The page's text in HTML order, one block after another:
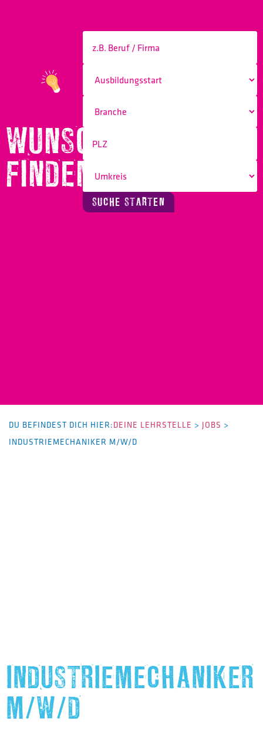
WUNSCHBERUF
FINDEN!
SUCHE STARTEN
DU BEFINDEST DICH HIER:DEINE LEHRSTELLE > JOBS >
INDUSTRIEMECHANIKER M/W/D
INDUSTRIEMECHANIKER
M/W/D